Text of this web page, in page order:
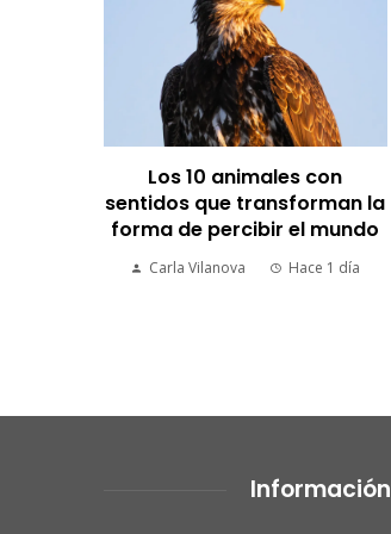
Los 10 animales con
sentidos que transforman la
forma de percibir el mundo
Carla Vilanova Hace 1 día
Información